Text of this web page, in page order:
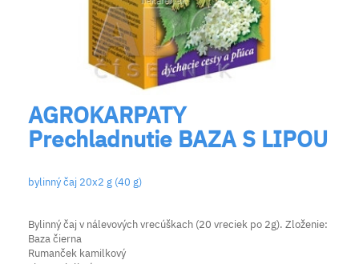
AGROKARPATY
Prechladnutie BAZA S LIPOU
bylinný čaj 20x2 g (40 g)
Bylinný čaj v nálevových vrecúškach (20 vreciek po 2g). Zloženie:
Baza čierna
Rumanček kamilkový